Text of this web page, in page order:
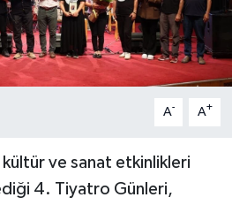
A- A+
ve sanat etkinlikleri
4. Tiyatro Günleri,